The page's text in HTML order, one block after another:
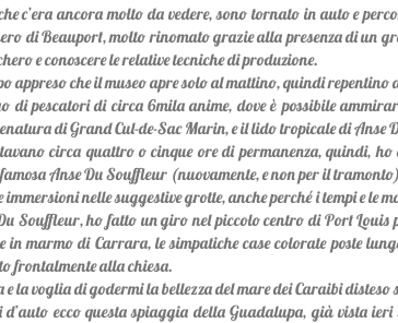
c’era ancora molto da vedere, sono tornato in auto e
di Beauport, molto rinomato grazie alla presenza di un
e conoscere le relative tecniche di produzione.
appreso che il museo apre solo al mattino, quindi
di pescatori di circa 6mila anime, dove è possibile
di Grand Cul-de-Sac Marin, e il lido tropicale di Anse
circa quattro o cinque ore di permanenza, quindi,
Anse Du Souffleur (nuovamente, e non per il
nelle suggestive grotte, anche perché i tempi e le
Souffleur, ho fatto un giro nel piccolo centro di Port Louis
in marmo di Carrara, le simpatiche case colorate poste
frontalmente alla chiesa.
e la voglia di godermi la bellezza del mare dei Caraibi
ecco questa spiaggia della Guadalupa, già vista